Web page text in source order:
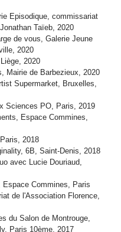
Episodique, commissariat
Taïeb, 2020
de vous, Galerie Jeune
2020
2020
Mairie de Barbezieux, 2020
Supermarket, Bruxelles,
Sciences PO, Paris, 2019
Espace Commines,
2018
6B, Saint-Denis, 2018
avec Lucie Douriaud,
Espace Commines, Paris
de l'Association Florence,
du Salon de Montrouge,
Paris 10ème, 2017